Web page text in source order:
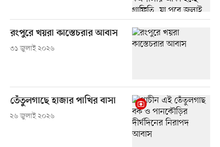
রংপুরে খয়রা কাস্তেচরার আবাস
৩১ জুলাই ২০২৬
তেঁতুলগাছে হাজার পাখির বাসা
২৬ জুলাই ২০২৬